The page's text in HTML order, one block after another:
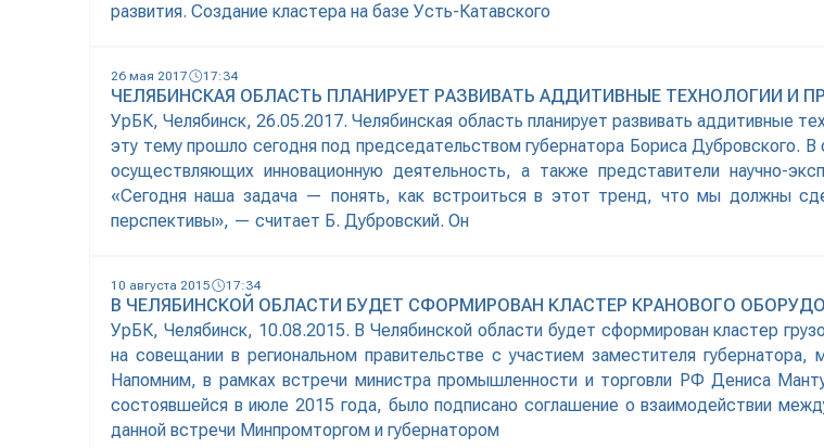
развития. Создание кластера на базе Усть-Катавского
26 мая 2017 17:34
ЧЕЛЯБИНСКАЯ ОБЛАСТЬ ПЛАНИРУЕТ РАЗВИВАТЬ АДДИТИВНЫЕ ТЕХНОЛОГИИ И
УрБК, Челябинск, 26.05.2017. Челябинская область планирует развивать аддитивные
эту тему прошло сегодня под председательством губернатора Бориса Дубровского.
осуществляющих инновационную деятельность, а также представители научно-
«Сегодня наша задача — понять, как встроиться в этот тренд, что мы должны
перспективы», — считает Б. Дубровский. Он
10 августа 2015 17:34
В ЧЕЛЯБИНСКОЙ ОБЛАСТИ БУДЕТ СФОРМИРОВАН КЛАСТЕР КРАНОВОГО
УрБК, Челябинск, 10.08.2015. В Челябинской области будет сформирован кластер
на совещании в региональном правительстве с участием заместителя губернатора,
Напомним, в рамках встречи министра промышленности и торговли РФ Дениса
состоявшейся в июле 2015 года, было подписано соглашение о взаимодействии
данной встречи Минпромторгом и губернатором